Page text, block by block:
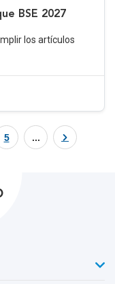
BSE 2027
los artículos
5 ...